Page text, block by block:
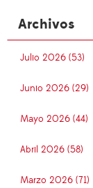
Archivos
Julio 2026 (53)
Junio 2026 (29)
Mayo 2026 (44)
Abril 2026 (58)
Marzo 2026 (71)